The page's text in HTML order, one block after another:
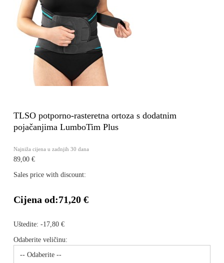
TLSO potporno-rasteretna ortoza s dodatnim
pojačanjima LumboTim Plus
Najniža cijena u zadnjih 30 dana
89,00 €
Sales price with discount:
Cijena od:71,20 €
Uštedite: -17,80 €
Odaberite veličinu: